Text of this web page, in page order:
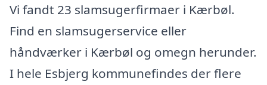
Vi fandt 23 slamsugerfirmaer i Kærbøl.
Find en slamsugerservice eller
håndværker i Kærbøl og omegn herunder.
I hele Esbjerg kommunefindes der flere